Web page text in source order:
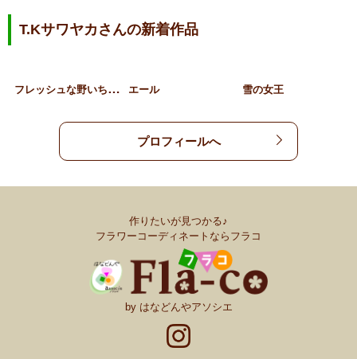
T.Kサワヤカさんの新着作品
フ
レッシュな野いちごのプレ… エール 雪の女王
プロフィールへ
作りたいが見つかる♪
フラワーコーディネートならフラコ
by はなどんやアソシエ